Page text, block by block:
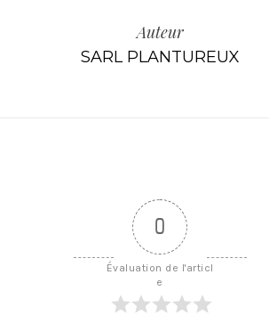
Auteur
SARL PLANTUREUX
0
Évaluation de l'articl
e